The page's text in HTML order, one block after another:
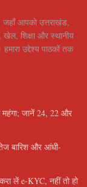
जहाँ आपको उत्तराखंड,
खेल, शिक्षा और स्थानीय
उद्देश्य पाठकों तक
महंगा; जानें 24, 22 और
बारिश और आंधी-
लें e-KYC, नहीं तो हो